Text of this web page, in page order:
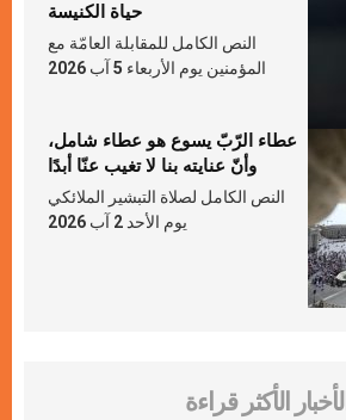
حياة الكنيسة
النص الكامل للمقابلة العامّة مع
المؤمنين يوم الأربعاء 5 آب 2026
عطاء الرّبّ يسوع هو عطاء شامل،
وأنّ عنايته بنا لا تغيب عنّا أبدًا
النص الكامل لصلاة التبشير الملائكي
يوم الأحد 2 آب 2026
الأخبار الأكثر قراءة